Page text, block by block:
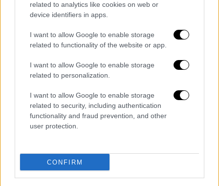
related to analytics like cookies on web or
device identifiers in apps.
I want to allow Google to enable storage
related to functionality of the website or app.
I want to allow Google to enable storage
related to personalization.
I want to allow Google to enable storage
related to security, including authentication
functionality and fraud prevention, and other
user protection.
CONFIRM
Τη νύχτα της Παρασκευής προς Σάββατο ο
Αντρέι Μπατσάροφ, ο περιφερειάρχης της
Βολγκαγκράντ (νότια), εκατοντάδες
χιλιόμετρα από τα μέτωπα, ανακοίνωσε
μέσω Telegram ότι επίθεση ουκρανικών
drones σε ενεργειακές υποδομές
ρεύματος.
Καθώς οι διπλωματικές προσπάθειες του
Ντόναλντ Τραμπ για να τερματιστεί η πιο
μετά το τέλος του Β΄ Παγκοσμίου Πολέμου
μοιάζουν να έχουν περιέλθει σε αδιέξοδο, οι
δυνάμεις της Ρωσίας συνεχίζουν να